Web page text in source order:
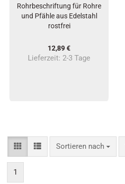
Rohrbeschriftung für Rohre
und Pfähle aus Edelstahl
rostfrei
12,89 €
Lieferzeit: 2-3 Tage
Sortieren nach
1